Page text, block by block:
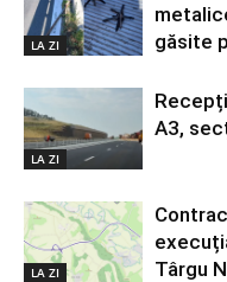
LA ZI
găsite
LA ZI
A3,
LA ZI
Târgu